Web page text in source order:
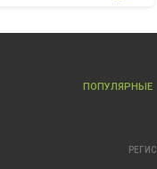
ПОПУЛЯРНЫЕ